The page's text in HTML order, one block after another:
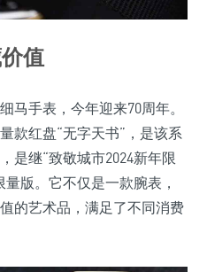
值
马手表，今年迎来70周年。
款红盘“无字天书”，是该系
是继“致敬城市2024新年限
版。它不仅是一款腕表，
的艺术品，满足了不同消费